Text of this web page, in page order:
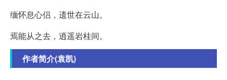
缅怀息心侣，遗世在云山。
焉能从之去，逍遥岩桂间。
作者简介(袁凯)